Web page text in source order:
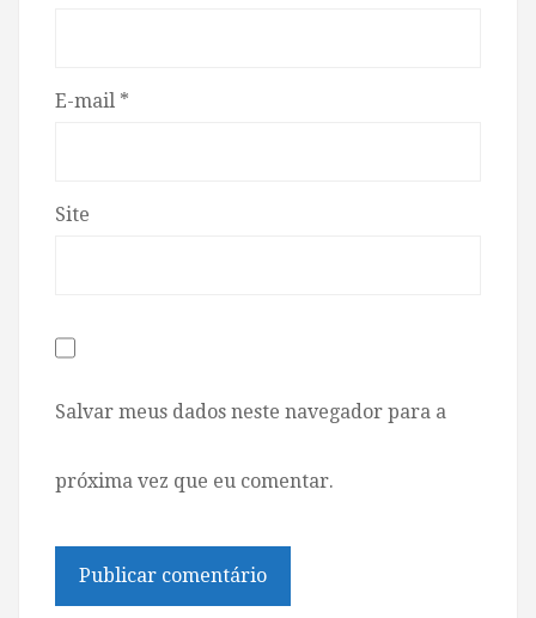
E-mail *
Site
Salvar meus dados neste navegador para a
próxima vez que eu comentar.